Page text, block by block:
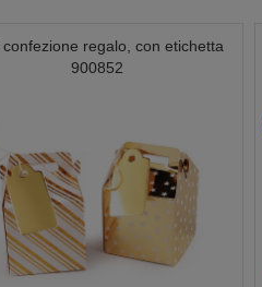
confezione regalo, con etichetta
900852